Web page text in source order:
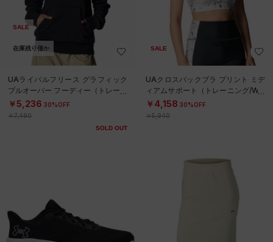
SALE
在庫残り僅か
UAライバルフリース グラフィック
プルオーバー フーディー（トレーニ
ング/WOMEN）
￥5,236 30%OFF
￥7,480
SOLD OUT
SALE
UAクロスバックブラ プリント ミデ
ィアムサポート（トレーニング/WO
MEN）
￥4,158 30%OFF
￥5,940